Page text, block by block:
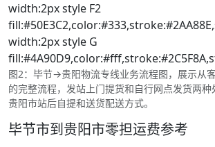
width:2px style F2
width:2px style G
图2：毕节→贵阳物流专线业务流程图，展示从
的完整流程，发站上门提货和自行网点发货两
贵阳市站后自提和送货配送方式。
毕节市到贵阳市零担运费参考